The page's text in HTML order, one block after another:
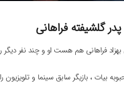
گلشیفته فراهانی
فراهانی هم هست او و چند نفر دیگر
بیات ، بازیگر سابق سینما و تلویزیون